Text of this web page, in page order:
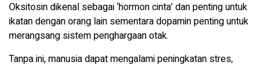
Oksitosin dikenal sebagai ‘hormon cinta’ dan penting untuk
ikatan dengan orang lain sementara dopamin penting untuk
merangsang sistem penghargaan otak.
Tanpa ini, manusia dapat mengalami peningkatan stres,